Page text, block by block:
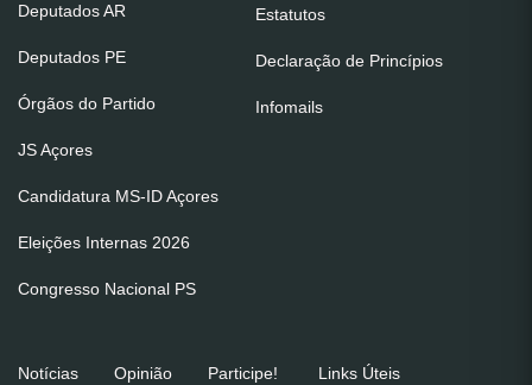
Deputados AR
Deputados PE
Órgãos do Partido
JS Açores
Candidatura MS-ID Açores
Eleições Internas 2026
Congresso Nacional PS
Estatutos
Declaração de Princípios
Infomails
Notícias Opinião Participe! Links Úteis